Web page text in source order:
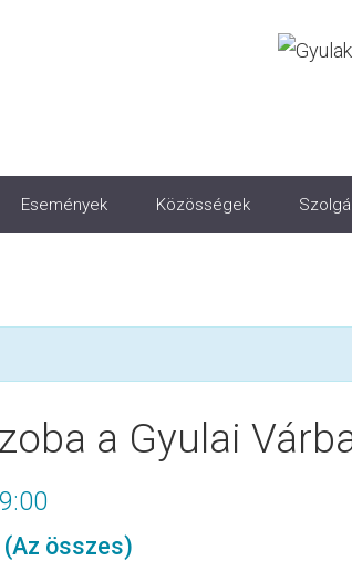
Események Közösségek
a Gyulai
(Az összes)